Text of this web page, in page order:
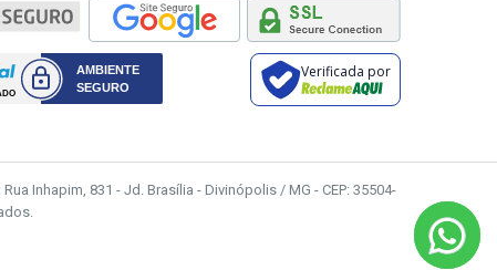
Verificada por
Inhapim, 831 - Jd. Brasília - Divinópolis / MG - CEP: 35504-